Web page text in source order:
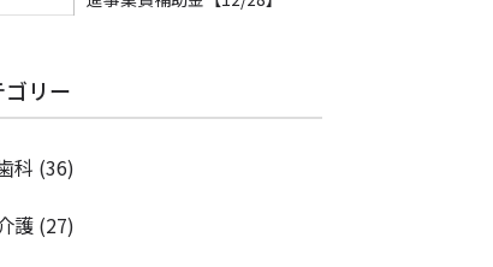
ゴリー
科 (36)
護 (27)